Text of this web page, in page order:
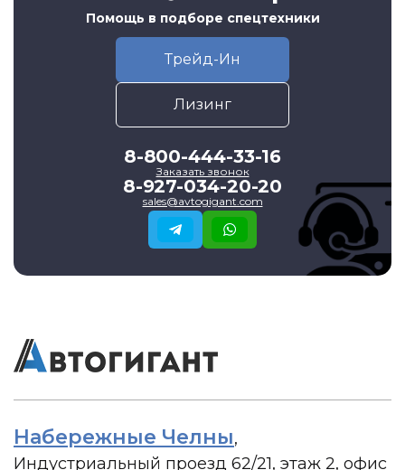
Помощь в подборе спецтехники
Трейд-Ин
Лизинг
8-800-444-33-16
Заказать звонок
8-927-034-20-20
sales@avtogigant.com
Набережные Челны,
Индустриальный проезд 62/21, этаж 2, офис